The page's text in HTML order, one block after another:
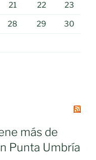
21 22 23
28 29 30
más de
Punta Umbría